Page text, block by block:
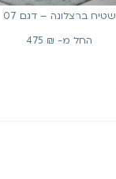
שטיח ברצלונה – דגם 07
החל מ-
475 ₪